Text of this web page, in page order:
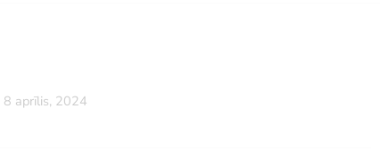
8 aprīlis, 2024